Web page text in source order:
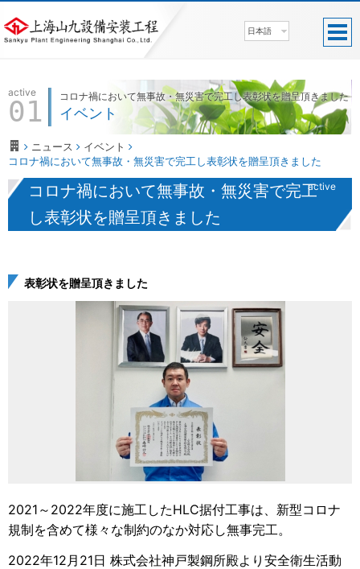
日本語
active
01 コロナ禍において無事故・無災害で完工し表彰状を贈呈頂きました
イベント
ニュース
イベント
コロナ禍において無事故・無災害で完工し表彰状を贈呈頂きました
コロナ禍において無事故・無災害で完工
し表彰状を贈呈頂きました
active
表彰状を贈呈頂きました
2021～2022年度に施工したHLC据付工事は、新型コロナ
規制を含めて様々な制約のなか対応し無事完工。
2022年12月21日 株式会社神戸製鋼所殿より安全衛生活動